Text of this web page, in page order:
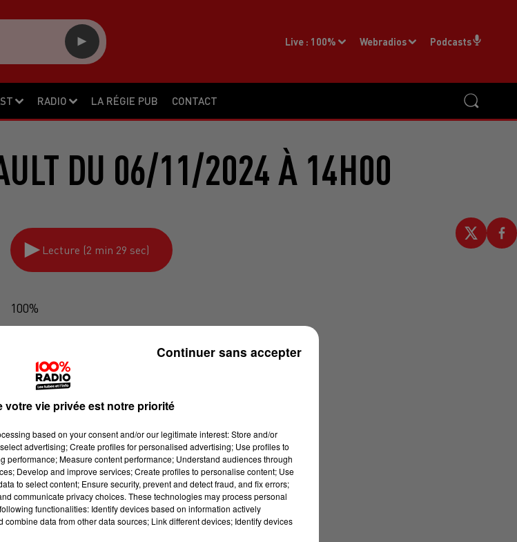
RADIO LA RÉGIE PUB CONTACT
Live : 100% Webradios Podcasts
DU 06/11/2024 À 14H00
Lecture (2 min 29 sec)
100%
votre vie privée est notre priorité
based on your consent and/or our legitimate interest: Store and/or
advertising; Create profiles for personalised advertising; Use profiles to
performance; Measure content performance; Understand audiences through
Develop and improve services; Create profiles to personalise content; Use
to select content; Ensure security, prevent and detect fraud, and fix errors;
communicate privacy choices. These technologies may process personal
functionalities: Identify devices based on information actively
data from other data sources; Link different devices; Identify devices
Continuer sans accepter